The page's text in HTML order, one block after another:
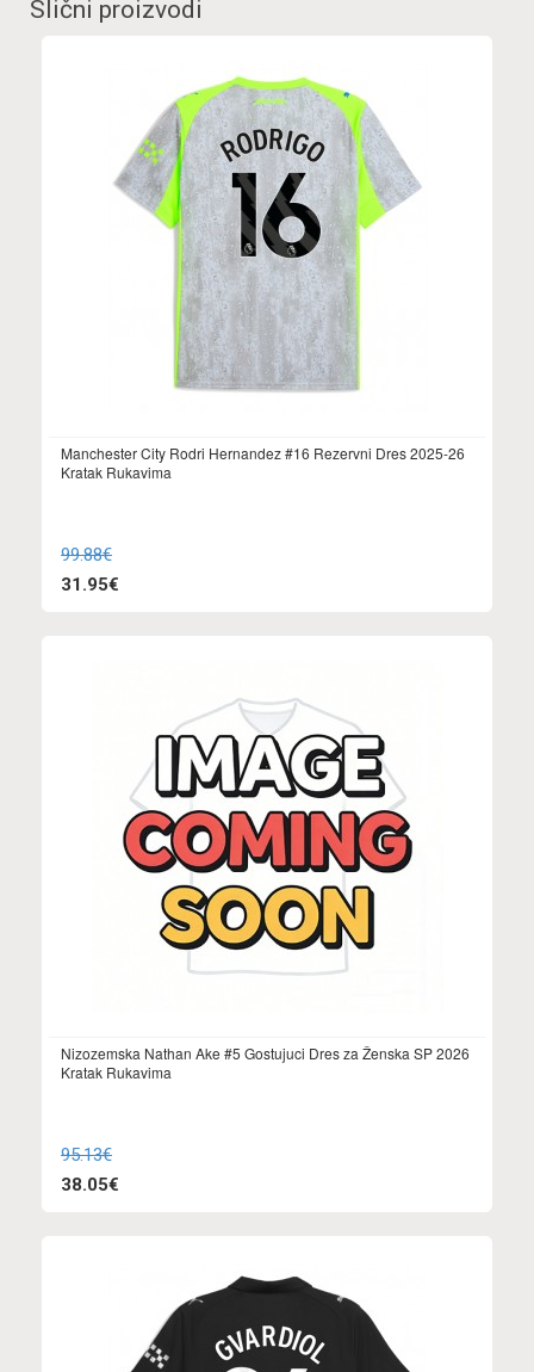
Slični proizvodi
Manchester City Rodri Hernandez #16 Rezervni Dres 2025-26
Kratak Rukavima
99.88€
31.95€
Nizozemska Nathan Ake #5 Gostujuci Dres za Ženska SP 2026
Kratak Rukavima
95.13€
38.05€